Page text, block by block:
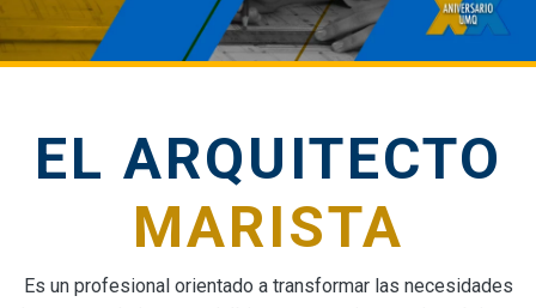
EL ARQUITECTO
MARISTA
Es un profesional orientado a transformar las necesidades